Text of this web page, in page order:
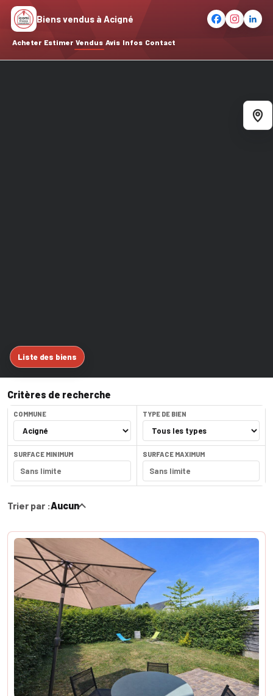
Acheter Estimer Vendus Avis Infos Contact
Biens vendus à Acigné
Critères de recherche
COMMUNE TYPE DE BIEN
SURFACE MINIMUM SURFACE MAXIMUM
Trier par :Aucun
Liste des biens